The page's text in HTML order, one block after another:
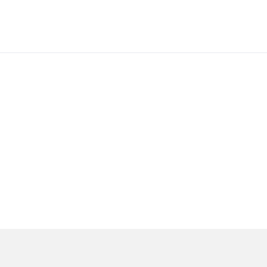
puncte
fiind gata de utilizare imediat ce îl scoți din cutie.